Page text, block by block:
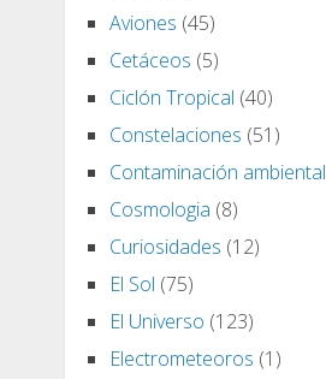
Aviones (45)
Cetáceos (5)
Ciclón Tropical (40)
Constelaciones (51)
Contaminación ambiental
Cosmologia (8)
Curiosidades (12)
El Sol (75)
El Universo (123)
Electrometeoros (1)